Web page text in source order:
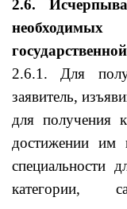
2.6.
2.6.1. Для
заявитель,
для получения
достижении им
специальности
категории,